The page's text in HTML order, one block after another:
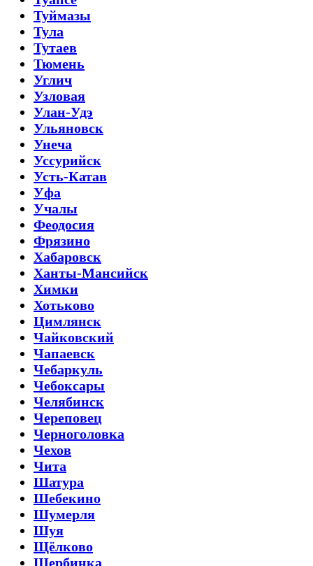
Туймазы
Тула
Тутаев
Тюмень
Углич
Узловая
Улан-Удэ
Ульяновск
Унеча
Уссурийск
Усть-Катав
Уфа
Учалы
Феодосия
Фрязино
Хабаровск
Ханты-Мансийск
Химки
Хотьково
Цимлянск
Чайковский
Чапаевск
Чебаркуль
Чебоксары
Челябинск
Череповец
Черноголовка
Чехов
Чита
Шатура
Шебекино
Шумерля
Шуя
Щёлково
Щербинка